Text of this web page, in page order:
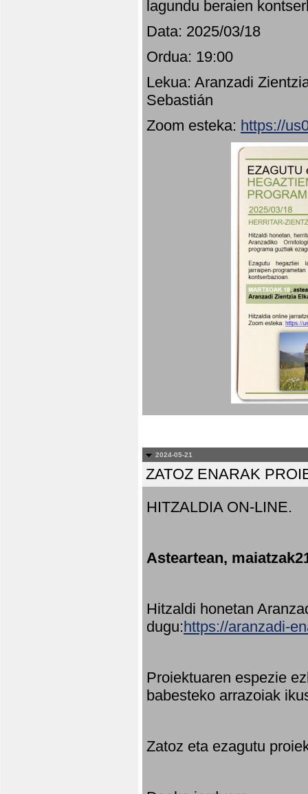
lagundu beraien
Data: 2025/03/18
Ordua: 19:00
Lekua: Aranzadi
Sebastián
Zoom esteka: https://
2024-05-21
ZATOZ ENARAK
HITZALDIA ON-LINE.
Asteartean,
Hitzaldi honetan
dugu:https://aranzadi-
Proiektuaren espezie
babesteko arrazoiak
Zatoz eta ezagutu